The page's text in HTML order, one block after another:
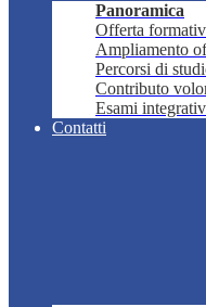
Panoramica
Offerta
Ampliamento
Percorsi di
Contributo
Esami
Contatti